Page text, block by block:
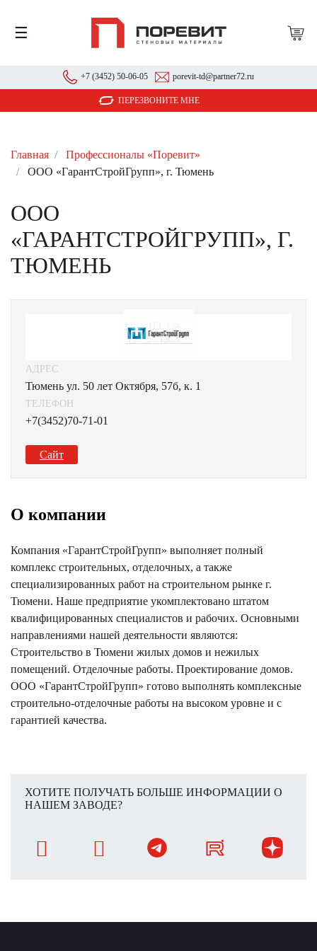
☰
+7 (3452) 50-06-05 porevit-td@partner72.ru
ПЕРЕЗВОНИТЕ МНЕ
Главная
Профессионалы «Поревит»
ООО «ГарантСтройГрупп», г. Тюмень
ООО
«ГАРАНТСТРОЙГРУПП», Г.
ТЮМЕНЬ
АДРЕС
Тюмень ул. 50 лет Октября, 57б, к. 1
ТЕЛЕФОН
+7(3452)70-71-01
Сайт
О компании
Компания «ГарантСтройГрупп» выполняет полный
комплекс строительных, отделочных, а также
специализированных работ на строительном рынке г.
Тюмени. Наше предприятие укомплектовано штатом
квалифицированных специалистов и рабочих. Основными
направлениями нашей деятельности являются:
Строительство в Тюмени жилых домов и нежилых
помещений. Отделочные работы. Проектирование домов.
ООО «ГарантСтройГрупп» готово выполнять комплексные
строительно-отделочные работы на высоком уровне и с
гарантией качества.
ХОТИТЕ ПОЛУЧАТЬ БОЛЬШЕ ИНФОРМАЦИИ О
НАШЕМ ЗАВОДЕ?